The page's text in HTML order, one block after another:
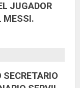
JUGADOR
MESSI.